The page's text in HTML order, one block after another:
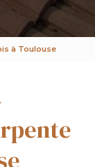
à Toulouse